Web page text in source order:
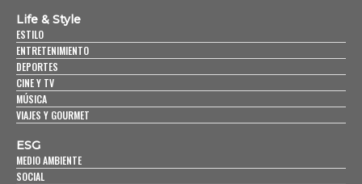
Life & Style
ESTILO
ENTRETENIMIENTO
DEPORTES
CINE Y TV
MÚSICA
VIAJES Y GOURMET
ESG
MEDIO AMBIENTE
SOCIAL